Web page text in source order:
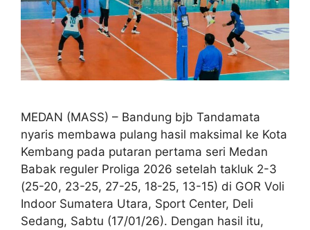
MEDAN (MASS) – Bandung bjb Tandamata
nyaris membawa pulang hasil maksimal ke Kota
Kembang pada putaran pertama seri Medan
Babak reguler Proliga 2026 setelah takluk 2-3
(25-20, 23-25, 27-25, 18-25, 13-15) di GOR Voli
Indoor Sumatera Utara, Sport Center, Deli
Sedang, Sabtu (17/01/26). Dengan hasil itu,